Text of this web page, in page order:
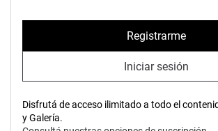
Registrarme
Iniciar sesión
Disfrutá de acceso ilimitado a todo el
y Galería.